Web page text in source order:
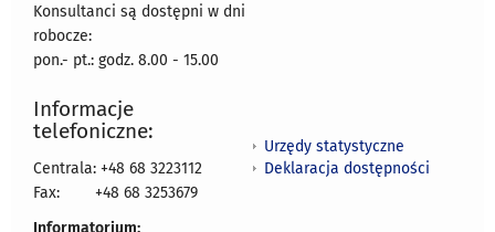
Konsultanci są dostępni w dni
robocze:
pon.- pt.: godz. 8.00 - 15.00
Informacje
telefoniczne:
Centrala: +48 68 3223112
Fax:
+48 68 3253679
Urzędy statystyczne
Deklaracja dostępności